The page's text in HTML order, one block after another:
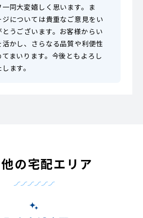
同大変嬉しく思います。ま
については貴重なご意見をい
うございます。お客様からい
かし、さらなる品質や利便性
まいります。今後ともよろし
ます。
の宅配エリア